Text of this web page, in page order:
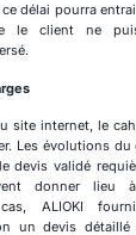
délai pourra
le client ne
site internet, le
Les évolutions du
devis validé
donner lieu
cas, ALIOKI
un devis